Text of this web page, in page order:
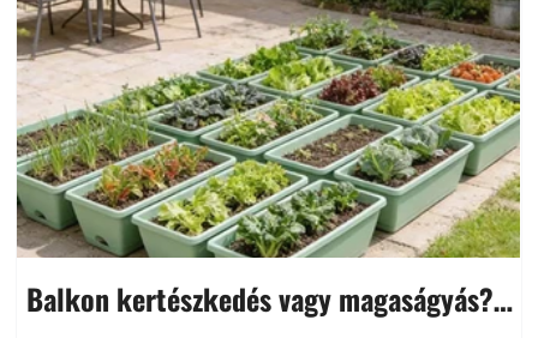
Balkon kertészkedés vagy magaságyás?